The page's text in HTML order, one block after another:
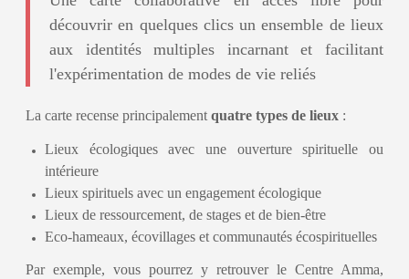
découvrir en quelques clics un ensemble de lieux
aux identités multiples incarnant et facilitant
l'expérimentation de modes de vie reliés
La carte recense principalement quatre types de lieux :
Lieux écologiques avec une ouverture spirituelle ou
intérieure
Lieux spirituels avec un engagement écologique
Lieux de ressourcement, de stages et de bien-être
Eco-hameaux, écovillages et communautés écospirituelles
Par exemple, vous pourrez y retrouver le Centre Amma,